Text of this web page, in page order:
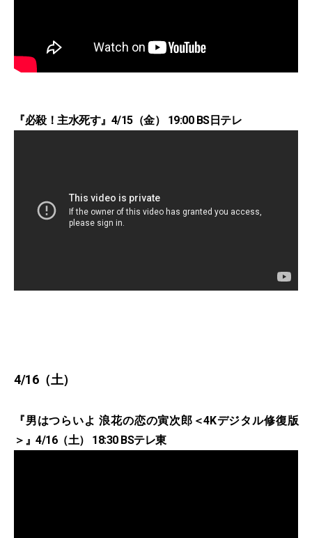
『必殺！主水死す』4/15（金） 19:00 BS日テレ
4/16（土）
『男はつらいよ 浪花の恋の寅次郎＜4Kデジタル修復版
＞』4/16（土） 18:30 BSテレ東